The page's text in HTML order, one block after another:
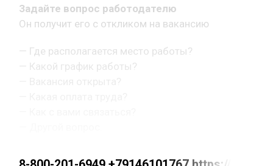
Задайте вопрос работодателю
Он получит его с откликом на вакансию
— Где располагается место работы?
— Какой график работы?